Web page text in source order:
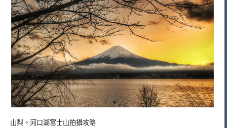
山梨。河口湖富士山拍攝攻略